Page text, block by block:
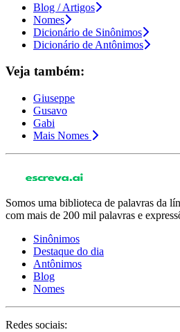
Blog / Artigos
Nomes
Dicionário de Sinônimos
Dicionário de Antônimos
Veja também:
Giuseppe
Gusavo
Gabi
Mais Nomes
Somos uma biblioteca de palavras da
com mais de 200 mil palavras e
Sinônimos
Destaque do dia
Antônimos
Blog
Nomes
Redes sociais: